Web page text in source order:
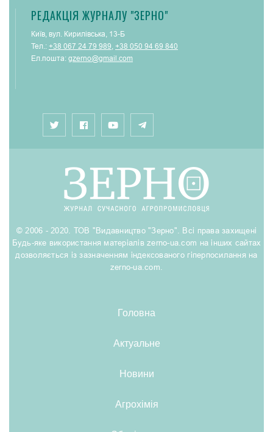
РЕДАКЦІЯ ЖУРНАЛУ "ЗЕРНО"
Київ, вул. Кирилівська, 13-Б
Тел.: +38 067 24 79 989 +38 050 94 69 840
Ел.пошта: gzerno@gmail.com
© 2006 - 2020. ТОВ "Видавництво "Зерно". Всі права захищені
Будь-яке використання матеріалів zerno-ua.com на інших сайтах
дозволяється із зазначенням індексованого гіперпосилання на
zerno-ua.com.
Головна
Актуальне
Новини
Агрохімія